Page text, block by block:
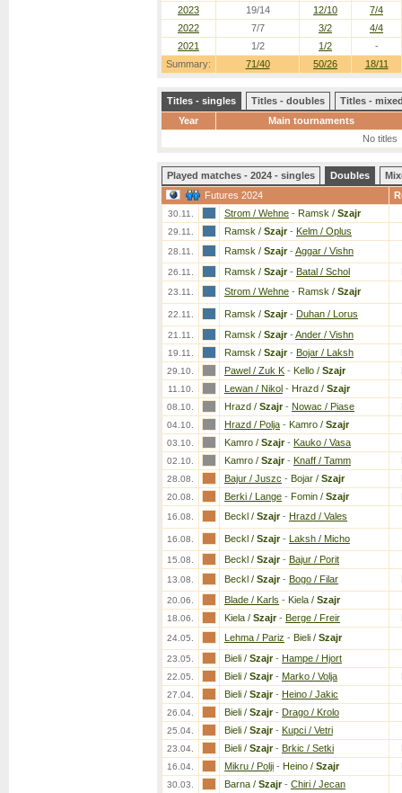
Summary: 71/40 50/26 18/11
2023
19/14 12/10
7/4
2022
7/7 3/2
4/4
2021
1/2 1/2 -
Titles - singles Titles - doubles
Titles -
Year
Main tournaments
No titles
Played matches - 2024 - singles Doubles
Futures 2024
30.11. Strom / Wehne - Ramsk / Szajr
29.11. Ramsk / Szajr- Kelm / Oplus
28.11. Ramsk / Szajr- Aggar / Vishn
26.11. Ramsk / Szajr- Batal / Schol
23.11. Strom / Wehne - Ramsk / Szajr
22.11. Ramsk / Szajr- Duhan / Lorus
21.11. Ramsk / Szajr- Ander / Vishn
19.11. Ramsk / Szajr- Bojar / Laksh
29.10. Pawel / Zuk K - Kello / Szajr
11.10. Lewan / Nikol - Hrazd / Szajr
08.10. Hrazd / Szajr- Nowac / Piase
04.10. Hrazd / Polja - Kamro / Szajr
03.10. Kamro / Szajr- Kauko / Vasa
02.10. Kamro / Szajr- Knaff / Tamm
28.08. Bajur / Juszc - Bojar / Szajr
20.08. Berki / Lange - Fomin / Szajr
16.08. Beckl / Szajr- Hrazd / Vales
16.08. Beckl / Szajr- Laksh / Micho
15.08. Beckl / Szajr- Bajur / Porit
13.08. Beckl / Szajr- Bogo / Filar
20.06. Blade / Karls - Kiela / Szajr
18.06. Kiela / Szajr- Berge / Freir
24.05. Lehma / Pariz - Bieli / Szajr
23.05. Bieli / Szajr- Hampe / Hjort
22.05. Bieli / Szajr- Marko / Volja
27.04. Bieli / Szajr- Heino / Jakic
26.04. Bieli / Szajr- Drago / Krolo
25.04. Bieli / Szajr- Kupci / Vetri
23.04. Bieli / Szajr- Brkic / Setki
16.04. Mikru / Polji - Heino / Szajr
30.03. Barna / Szajr- Chiri / Jecan